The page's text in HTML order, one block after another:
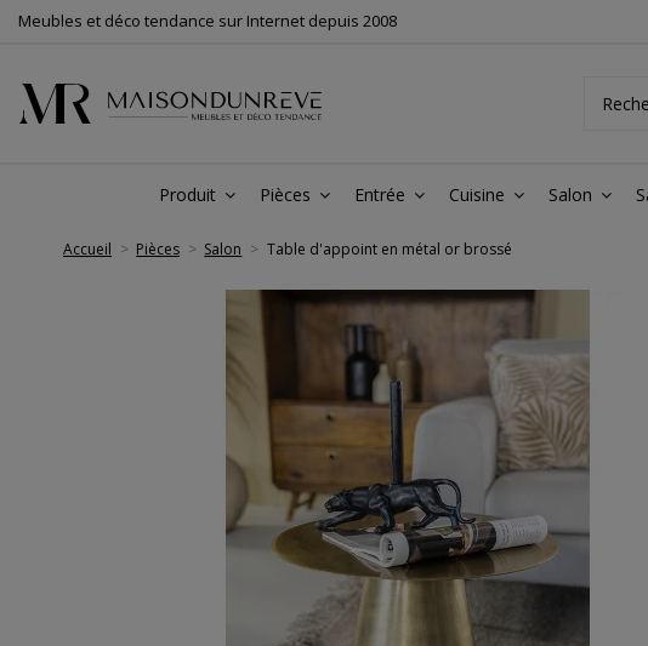
Meubles et déco tendance sur Internet depuis 2008
Produit Pièces Entrée Cuisine Salon
Accueil Pièces Salon Table d'appoint en métal or brossé